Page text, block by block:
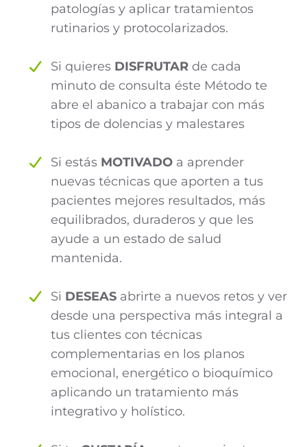
patologías y aplicar tratamientos
rutinarios y protocolarizados.
Si quieres DISFRUTAR de cada
minuto de consulta éste Método te
abre el abanico a trabajar con más
tipos de dolencias y malestares
Si estás MOTIVADO a aprender
nuevas técnicas que aporten a tus
pacientes mejores resultados, más
equilibrados, duraderos y que les
ayude a un estado de salud
mantenida.
Si DESEAS abrirte a nuevos retos y ver
desde una perspectiva más integral a
tus clientes con técnicas
complementarias en los planos
emocional, energético o bioquímico
aplicando un tratamiento más
integrativo y holístico.